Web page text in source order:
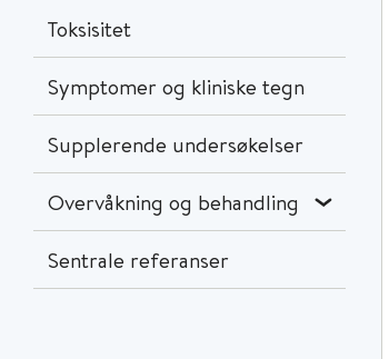
Toksisitet
Symptomer og kliniske tegn
Supplerende undersøkelser
Overvåkning og behandling
Sentrale referanser